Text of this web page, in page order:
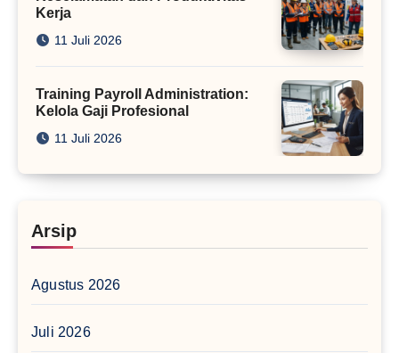
Kerja
11 Juli 2026
Training Payroll Administration:
Kelola Gaji Profesional
11 Juli 2026
Arsip
Agustus 2026
Juli 2026